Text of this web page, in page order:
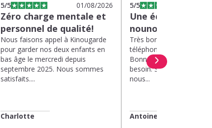
5/5 01/08/2026
Zéro charge mentale et
personnel de qualité!
Nous faisons appel à Kinougarde
pour garder nos deux enfants en
bas âge le mercredi depuis
septembre 2025. Nous sommes
satisfaits....
Charlotte
5/5
Une équipe
nounou parfaite!
Très bons interlocuteurs
téléphone. Rapidité.
Bonne compréhension
besoin. Soucis du détail.
nous...
Antoine